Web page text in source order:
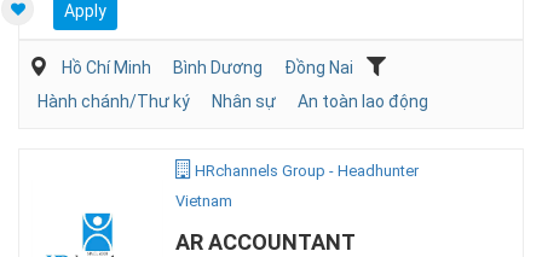
Apply
Hồ Chí Minh Bình Dương
Đồng Nai
Hành chánh/Thư ký
Nhân sự An toàn lao động
HRchannels Group - Headhunter
Vietnam
AR ACCOUNTANT